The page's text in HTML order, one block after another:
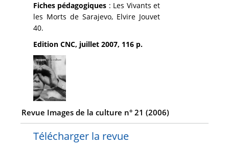
Fiches pédagogiques : Les Vivants et
les Morts de Sarajevo, Elvire Jouvet
40.
Edition CNC, juillet 2007, 116 p.
Revue Images de la culture n° 21 (2006)
Télécharger la revue